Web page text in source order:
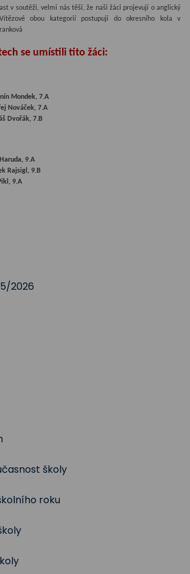
v soutěži, velmi nás těší, že naši žáci projevují o anglický
obou kategorií postupují do okresního kola v
se umístili tito žáci:
Mondek, 7.A
Nováček, 7.A
Dvořák, 7.B
9.A
Rajsigl, 9.B
9.A
2026
školy
roku